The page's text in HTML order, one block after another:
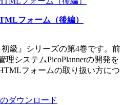
フォーム（後編）
初級』シリーズの第4巻です。前
システムPicoPlannerの開発を
フォームの取り扱い方につ
ダウンロード